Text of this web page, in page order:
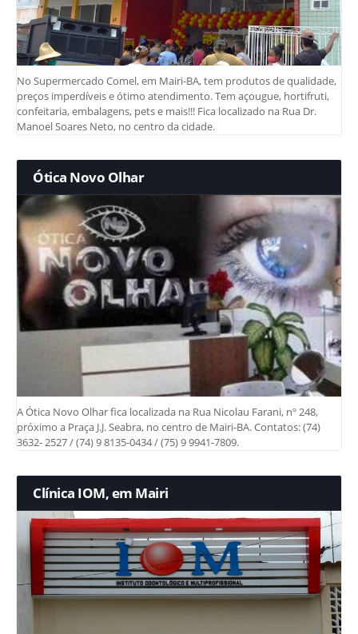
No Supermercado Comel, em Mairi-BA, tem produtos de qualidade,
preços imperdíveis e ótimo atendimento. Tem açougue, hortifruti,
confeitaria, embalagens, pets e mais!!! Fica localizado na Rua Dr.
Manoel Soares Neto, no centro da cidade.
Ótica Novo Olhar
A Ótica Novo Olhar fica localizada na Rua Nicolau Farani, nº 248,
próximo a Praça J.J. Seabra, no centro de Mairi-BA. Contatos: (74)
3632- 2527 / (74) 9 8135-0434 / (75) 9 9941-7809.
Clínica IOM, em Mairi